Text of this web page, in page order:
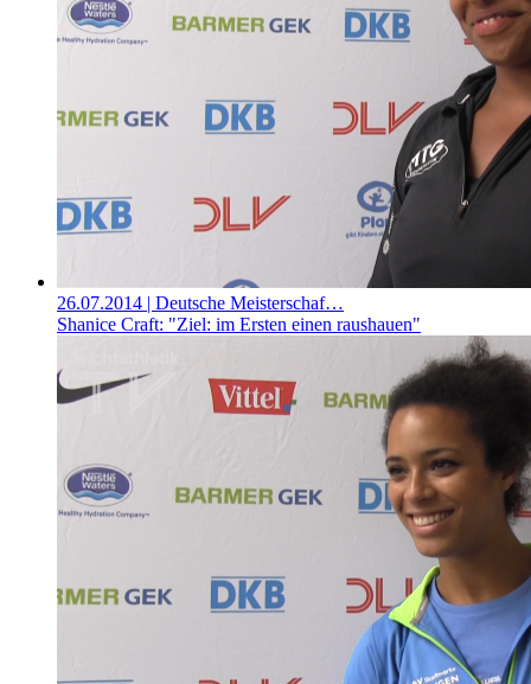
26.07.2014 | Deutsche Meisterschaf…
Shanice Craft: "Ziel: im Ersten einen raushauen"